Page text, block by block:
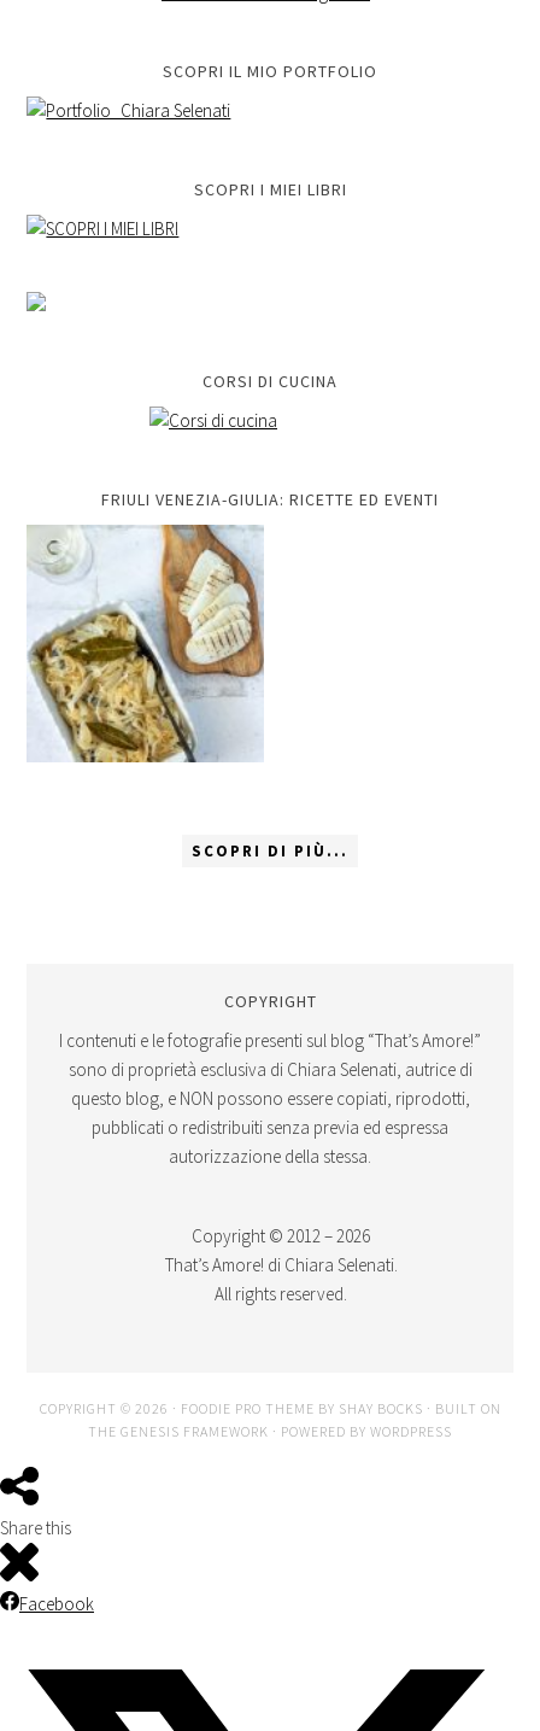
SCOPRI IL MIO PORTFOLIO
SCOPRI I MIEI LIBRI
CORSI DI CUCINA
FRIULI VENEZIA-GIULIA: RICETTE ED EVENTI
SCOPRI DI PIÙ...
COPYRIGHT
I contenuti e le fotografie presenti sul blog “That’s Amore!”
sono di proprietà esclusiva di Chiara Selenati, autrice di
questo blog, e NON possono essere copiati, riprodotti,
pubblicati o redistribuiti senza previa ed espressa
autorizzazione della stessa.
Copyright © 2012 – 2026
That’s Amore! di Chiara Selenati.
All rights reserved.
COPYRIGHT © 2026 · FOODIE PRO THEME BY SHAY BOCKS · BUILT ON
THE GENESIS FRAMEWORK · POWERED BY WORDPRESS
Share this
Facebook